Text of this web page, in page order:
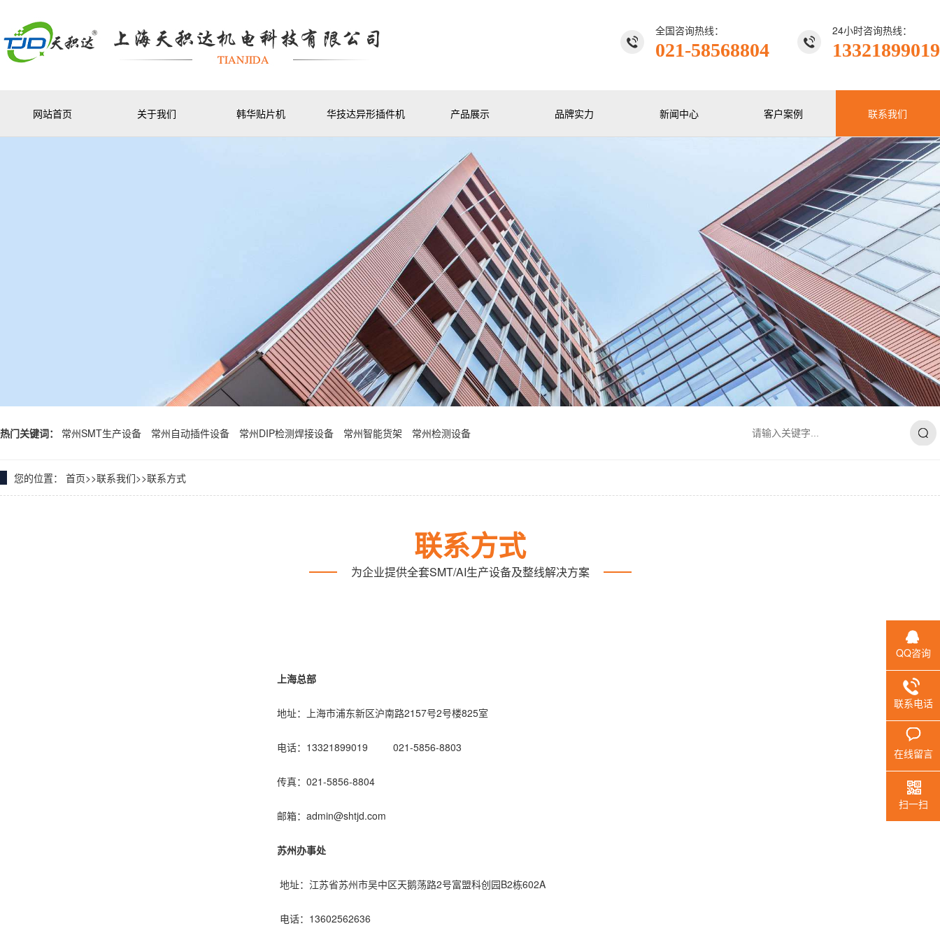
24小时咨询热线：
13321899019
全国咨询热线：
021-58568804
网站首页 关于我们 韩华贴片机 华技达异形插件机 产品展示 品牌实力 新闻中心 客户案例 联系我们
热门关键词： 常州SMT生产设备 常州自动插件设备 常州DIP检测焊接设备 常州智能货架 常州检测设备
您的位置： 首页>>联系我们>>联系方式
联系方式
为企业提供全套SMT/AI生产设备及整线解决方案
上海总部
地址：上海市浦东新区沪南路2157号2号楼825室
电话：13321899019 021-5856-8803
传真：021-5856-8804
邮箱：admin@shtjd.com
苏州办事处
地址：江苏省苏州市吴中区天鹅荡路2号富盟科创园B2栋602A
电话：13602562636
QQ咨询
联系电话
在线留言
扫一扫